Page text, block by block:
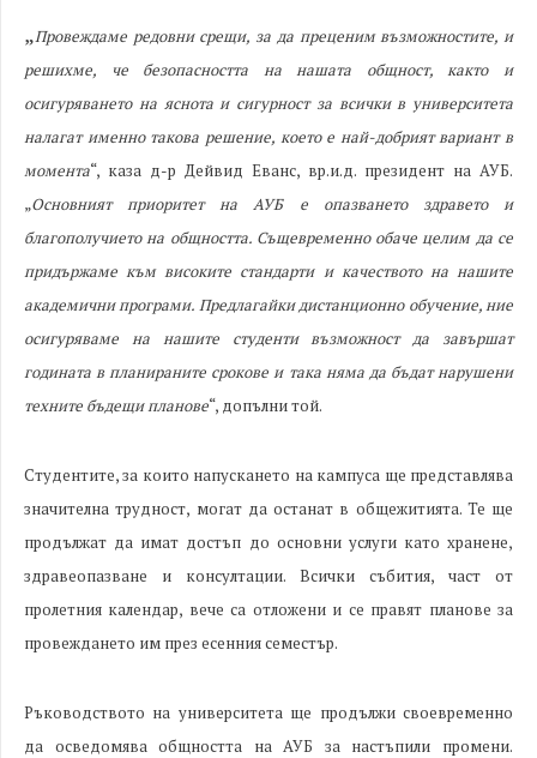
„Провеждаме редовни срещи, за да преценим възможностите, и
решихме, че безопасността на нашата общност, както и
осигуряването на яснота и сигурност за всички в университета
налагат именно такова решение, което е най-добрият вариант в
момента“, каза д-р Дейвид Еванс, вр.и.д. президент на АУБ.
„Основният приоритет на АУБ е опазването здравето и
благополучието на общността. Същевременно обаче целим да се
придържаме към високите стандарти и качеството на нашите
академични програми. Предлагайки дистанционно обучение, ние
осигуряваме на нашите студенти възможност да завършат
годината в планираните срокове и така няма да бъдат нарушени
техните бъдещи планове“, допълни той.
Студентите, за които напускането на кампуса ще представлява
значителна трудност, могат да останат в общежитията. Те ще
продължат да имат достъп до основни услуги като хранене,
здравеопазване и консултации. Всички събития, част от
пролетния календар, вече са отложени и се правят планове за
провеждането им през есенния семестър.
Ръководството на университета ще продължи своевременно
да осведомява общността на АУБ за настъпили промени.